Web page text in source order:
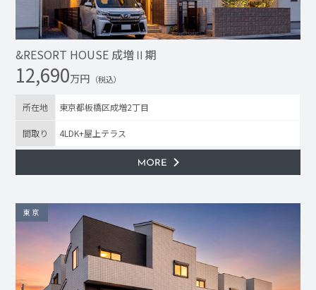
&RESORT HOUSE 成増Ⅱ期
12,690万円 （税込）
所在地 東京都板橋区成増2丁目
間取り 4LDK+屋上テラス
東京